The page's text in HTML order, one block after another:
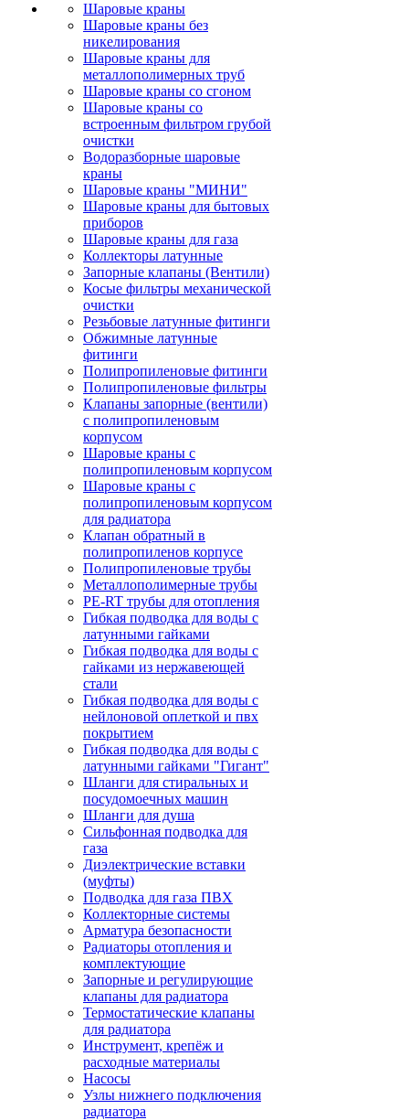
Шаровые краны
Шаровые краны без
никелирования
Шаровые краны для
металлополимерных труб
Шаровые краны со сгоном
Шаровые краны со
встроенным фильтром грубой
очистки
Водоразборные шаровые
краны
Шаровые краны "МИНИ"
Шаровые краны для бытовых
приборов
Шаровые краны для газа
Коллекторы латунные
Запорные клапаны (Вентили)
Косые фильтры механической
очистки
Резьбовые латунные фитинги
Обжимные латунные
фитинги
Полипропиленовые фитинги
Полипропиленовые фильтры
Клапаны запорные (вентили)
с полипропиленовым
корпусом
Шаровые краны с
полипропиленовым корпусом
Шаровые краны с
полипропиленовым корпусом
для радиатора
Клапан обратный в
полипропиленов корпусе
Полипропиленовые трубы
Металлополимерные трубы
PE-RT трубы для отопления
Гибкая подводка для воды с
латунными гайками
Гибкая подводка для воды с
гайками из нержавеющей
стали
Гибкая подводка для воды с
нейлоновой оплеткой и пвх
покрытием
Гибкая подводка для воды с
латунными гайками "Гигант"
Шланги для стиральных и
посудомоечных машин
Шланги для душа
Сильфонная подводка для
газа
Диэлектрические вставки
(муфты)
Подводка для газа ПВХ
Коллекторные системы
Арматура безопасности
Радиаторы отопления и
комплектующие
Запорные и регулирующие
клапаны для радиатора
Термостатические клапаны
для радиатора
Инструмент, крепёж и
расходные материалы
Насосы
Узлы нижнего подключения
радиатора